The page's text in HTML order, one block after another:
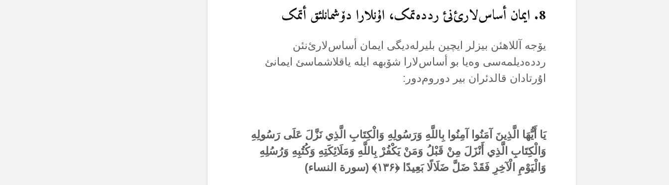
8. ایمان أساس‌لارئ‌نئ رددەتمک، اۇنلارا دۆشمانلئق أتمک
یۆجە آللاهئن بیزلر ایچین بلیرلەدیگی ایمان أساس‌لارئ‌نئن
رددەدیلمەسی وەیا بو أساس‌لارا شۆبهە ایلە یاقلاشماسئ ایمانئ
اۇرتادان قالدئران بیر دوروم‌دور:
يَا أَيُّهَا الَّذِينَ آمَنُوا آمِنُوا بِاللَّهِ وَرَسُولِهِ وَالْكِتَابِ الَّذِي نَزَّلَ عَلَى رَسُولِهِ
وَالْكِتَابِ الَّذِي أَنْزَلَ مِنْ قَبْلُ وَمَنْ يَكْفُرْ بِاللَّهِ وَمَلَائِكَتِهِ وَكُتُبِهِ وَرُسُلِهِ
وَالْيَوْمِ الْآخِرِ فَقَدْ ضَلَّ ضَلَالًا بَعِيدًا ﴿۱۳۶﴾ (سورة النساء)